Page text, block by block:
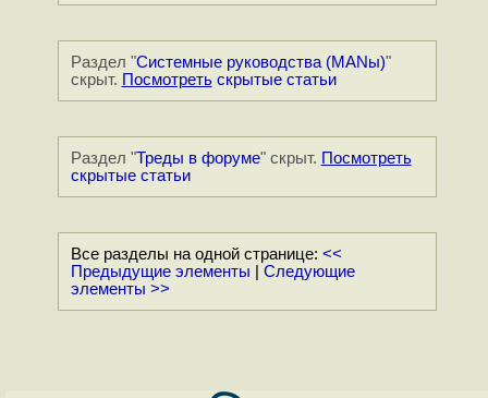
Раздел "Системные руководства (MANы)"
скрыт. Посмотретьскрытые статьи
Раздел "Треды в форуме" скрыт. Посмотреть
скрытые статьи
Все разделы на одной странице: <<
Предыдущие элементы
Следующие
элементы >>